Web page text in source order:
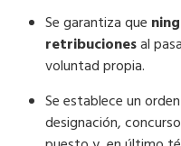
Se garantiza que
retribucionesal
voluntad propia.
Se establece un
designación,